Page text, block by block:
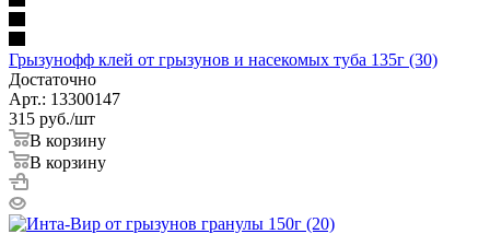
Грызунофф клей от грызунов и насекомых туба 135г (30)
Достаточно
Арт.: 13300147
315 руб./шт
В корзину
В корзину